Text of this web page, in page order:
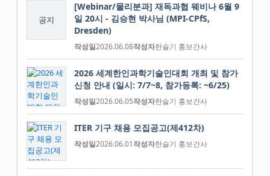
공지
[Webinar/물리분과] 재독과협 웨비나 6월 9
일 20시 - 김승현 박사님 (MPI-CPfS,
Dresden)
작성일2026.06.08작성자한슬기 홍보간사
2026 세계한인과학기술인대회 개최 및 참가
신청 안내 (일시: 7/7~8, 참가등록: ~6/25)
작성일2026.06.05작성자한슬기 홍보간사
ITER 기구 채용 모집공고(제412차)
작성일2026.06.01작성자한슬기 홍보간사